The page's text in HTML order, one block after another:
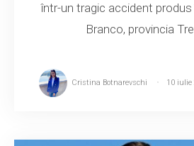
într-un tragic accident
Branco, provincia
Cristina Botnarevschi 10 iulie